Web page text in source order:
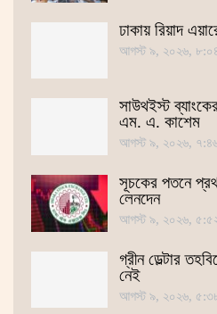
ঢাকায় রিয়াদ
আগস্ট ৯, ২০২৬,
সাউথইস্ট ব্যাংকের
এম. এ. কাশেম
আগস্ট ৯, ২০২৬,
সূচকের পতনে
লেনদেন
আগস্ট ৯, ২০২৬,
গ্রীন ডেল্টার
নেই
আগস্ট ৯, ২০২৬,